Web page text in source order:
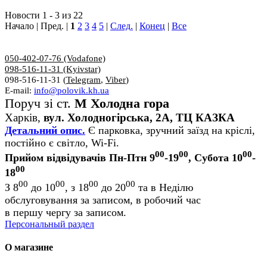
Новости 1 - 3 из 22
Начало | Пред. | 1 2 3 4 5 | След. | Конец | Все
050-402-07-76 (Vodafone)
098-516-11-31 (Kyivstar)
098-516-11-31 (Telegram, Viber)
E-mail: info@polovik.kh.ua
Поруч зі ст. М Холодна гора
Харків, вул. Холодногірська, 2А, ТЦ КАЗКА
Детальний опис. Є парковка, зручний заїзд на кріслі,
постійно є світло, Wi-Fi.
Прийом відвідувачів Пн-Птн 900-1900, Субота 1000-
1800
З 800 до 1000, з 1800 до 2000 та в Неділю
обслуговування за записом, в робочий час
в першу чергу за записом.
Персональный раздел
О магазине